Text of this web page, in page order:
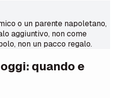
o un parente napoletano,
aggiuntivo, non come
non un pacco regalo.
quando e